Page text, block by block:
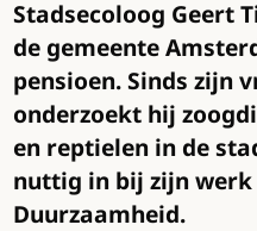
Stadsecoloog Geert
de gemeente
pensioen. Sinds zijn
onderzoekt hij
en reptielen in de
nuttig in bij zijn
Duurzaamheid.